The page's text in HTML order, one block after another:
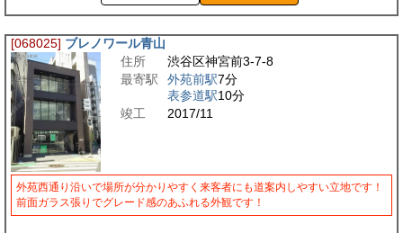
[068025] ブレノワール青山
住所
渋谷区神宮前3-7-8
最寄駅
外苑前駅7分
表参道駅10分
竣工
2017/11
外苑西通り沿いで場所が分かりやすく来客者にも道案内しやすい立地です！
前面ガラス張りでグレード感のあふれる外観です！